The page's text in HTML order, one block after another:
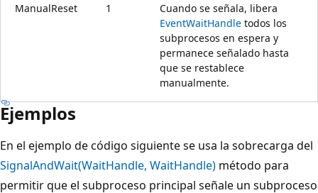
ManualReset 1
Cuando se señala, libera
EventWaitHandle todos los
subprocesos en espera y
permanece señalado hasta
que se restablece
manualmente.
Ejemplos
En el ejemplo de código siguiente se usa la sobrecarga del
SignalAndWait(WaitHandle, WaitHandle) método para
permitir que el subproceso principal señale un subproceso